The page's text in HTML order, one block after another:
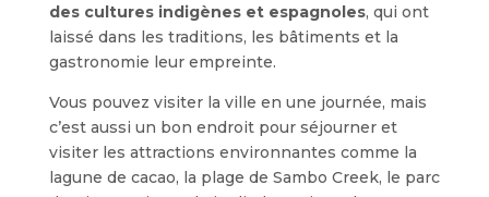
des cultures indigènes et espagnoles, qui ont
laissé dans les traditions, les bâtiments et la
gastronomie leur empreinte.
Vous pouvez visiter la ville en une journée, mais
c’est aussi un bon endroit pour séjourner et
visiter les attractions environnantes comme la
lagune de cacao, la plage de Sambo Creek, le parc